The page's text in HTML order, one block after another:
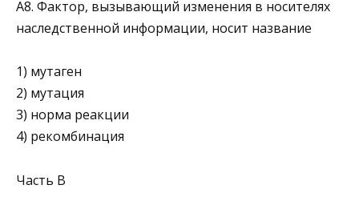
А8. Фактор, вызывающий изменения в носителях
наследственной информации, носит название
1) мутаген
2) мутация
3) норма реакции
4) рекомбинация
Часть В